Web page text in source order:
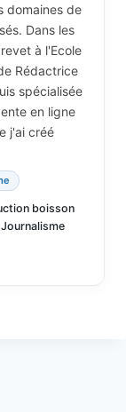
domaines de
Dans les
à l'Ecole
Rédactrice
spécialisée
en ligne
j'ai créé
boisson